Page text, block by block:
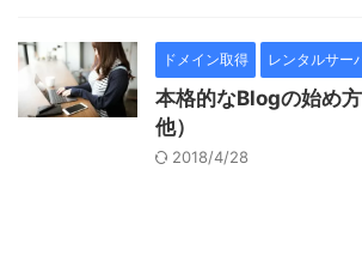
ドメイン取得 レンタルサー
本格的なBlogの始め
他）
2018/4/28